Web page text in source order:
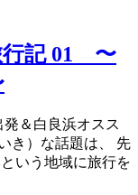
行記 01 〜
＆白良浜オスス
き）な話題は、 先
いう地域に旅行を